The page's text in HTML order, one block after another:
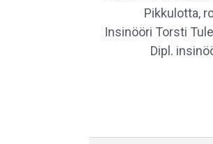
Pikkulotta,
Insinööri Torsti
Dipl.